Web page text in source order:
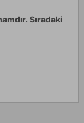
Sıradaki